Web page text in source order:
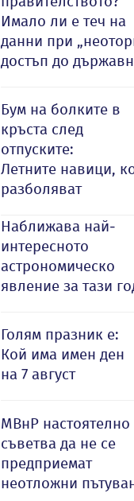
Имало ли е теч на
данни при
достъп до
Бум на болките в
кръста след
отпуските:
Летните навици,
разболяват
Наближава най-
интересното
астрономическо
явление за тази
Голям празник е:
Кой има имен ден
на 7 август
МВнР настоятелно
съветва да не се
предприемат
неотложни